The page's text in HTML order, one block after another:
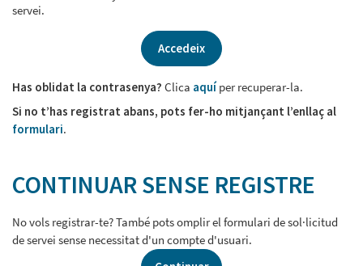
servei.
Accedeix
Has oblidat la contrasenya? Clica aquí per recuperar-la.
Si no t’has registrat abans, pots fer-ho mitjançant l’enllaç al
formulari.
CONTINUAR SENSE REGISTRE
No vols registrar-te? També pots omplir el formulari de sol·licitud
de servei sense necessitat d'un compte d'usuari.